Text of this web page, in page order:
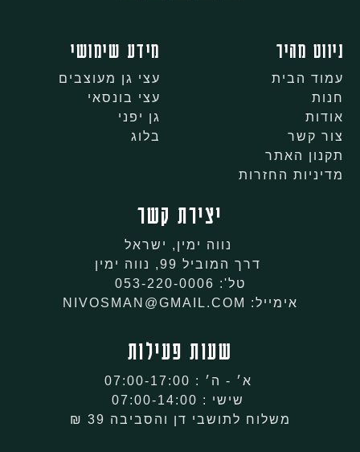
ניווט מהיר
עמוד הבית
חנות
אודות
צור קשר
תקנון האתר
מדיניות החזרות
מידע שימושי
עצי גן מעוצבים
עצי בונסאי
גן יפני
בלוג
יצירת קשר
נווה ימין, ישראל
דרך המוביל 99, נווה ימין
טל': 053-220-0006
אימייל: NIVOSMAN@GMAIL.COM
שעות פעילות
א׳ - ה׳ : 07:00-17:00
שישי : 07:00-14:00
משלוח לתושבי דן והסביבה 39 ₪